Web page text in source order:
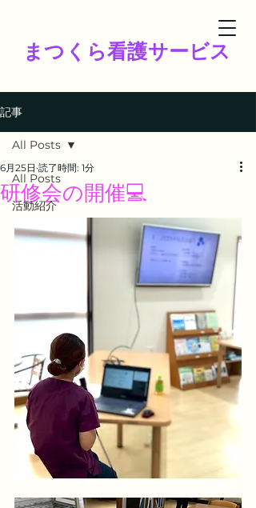
まつくら看護サービス
記事
All Posts
活動紹介
All Posts
研修会の開催💻
6月25日 読了時間: 1分